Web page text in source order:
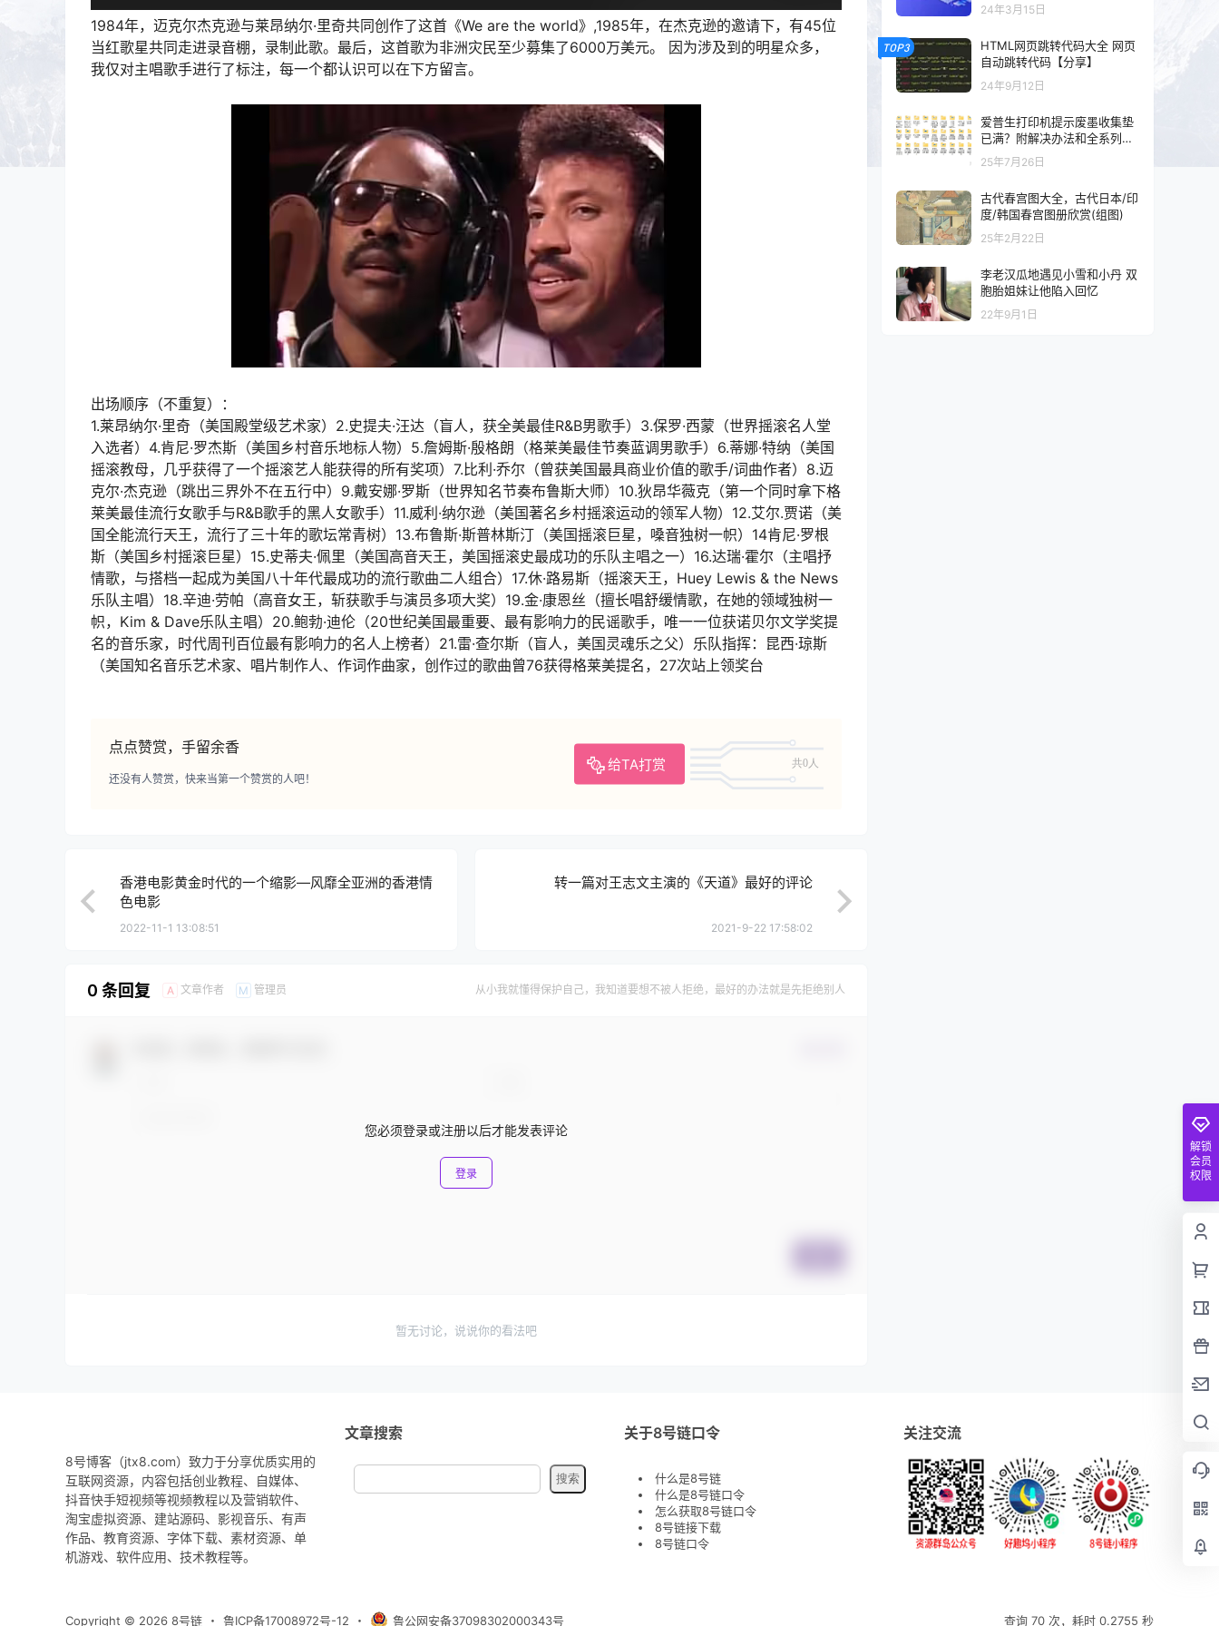
1984年，迈克尔杰克逊与莱昂纳尔·里奇共同创作了这首《We are the world》,1985年，在杰克逊的邀请下，有45位
当红歌星共同走进录音棚，录制此歌。最后，这首歌为非洲灾民至少募集了6000万美元。 因为涉及到的明星众多，
我仅对主唱歌手进行了标注，每一个都认识可以在下方留言。
出场顺序（不重复）：
1.莱昂纳尔·里奇（美国殿堂级艺术家）2.史提夫·汪达（盲人，获全美最佳R&B男歌手）3.保罗·西蒙（世界摇滚名人堂
入选者）4.肯尼·罗杰斯（美国乡村音乐地标人物）5.詹姆斯·殷格朗（格莱美最佳节奏蓝调男歌手）6.蒂娜·特纳（美国
摇滚教母，几乎获得了一个摇滚艺人能获得的所有奖项）7.比利·乔尔（曾获美国最具商业价值的歌手/词曲作者）8.迈
克尔·杰克逊（跳出三界外不在五行中）9.戴安娜·罗斯（世界知名节奏布鲁斯大师）10.狄昂华薇克（第一个同时拿下格
莱美最佳流行女歌手与R&B歌手的黑人女歌手）11.威利·纳尔逊（美国著名乡村摇滚运动的领军人物）12.艾尔.贾诺（美
国全能流行天王，流行了三十年的歌坛常青树）13.布鲁斯·斯普林斯汀（美国摇滚巨星，嗓音独树一帜）14肯尼·罗根
斯（美国乡村摇滚巨星）15.史蒂夫·佩里（美国高音天王，美国摇滚史最成功的乐队主唱之一）16.达瑞·霍尔（主唱抒
情歌，与搭档一起成为美国八十年代最成功的流行歌曲二人组合）17.休·路易斯（摇滚天王，Huey Lewis & the News
乐队主唱）18.辛迪·劳帕（高音女王，斩获歌手与演员多项大奖）19.金·康恩丝（擅长唱舒缓情歌，在她的领域独树一
帜，Kim & Dave乐队主唱）20.鲍勃·迪伦（20世纪美国最重要、最有影响力的民谣歌手，唯一一位获诺贝尔文学奖提
名的音乐家，时代周刊百位最有影响力的名人上榜者）21.雷·查尔斯（盲人，美国灵魂乐之父）乐队指挥：昆西·琼斯
（美国知名音乐艺术家、唱片制作人、作词作曲家，创作过的歌曲曾76获得格莱美提名，27次站上领奖台
点点赞赏，手留余香
给TA打赏 共0人
还没有人赞赏，快来当第一个赞赏的人吧！
香港电影黄金时代的一个缩影—风靡全亚洲的香港情
色电影
2022-11-1 13:08:51
转一篇对王志文主演的《天道》最好的评论
2021-9-22 17:58:02
0 条回复 A 文章作者 M 管理员 从小我就懂得保护自己，我知道要想不被人拒绝，最好的办法就是先拒绝别人
您必须登录或注册以后才能发表评论
登录
暂无讨论，说说你的看法吧
24年3月15日
TOP3
HTML网页跳转代码大全 网页
自动跳转代码【分享】
24年9月12日
爱普生打印机提示废墨收集垫
已满？附解决办法和全系列清
零工具和教程
25年7月26日
古代春宫图大全，古代日本/印
度/韩国春宫图册欣赏(组图)
25年2月22日
李老汉瓜地遇见小雪和小丹 双
胞胎姐妹让他陷入回忆
22年9月1日
解锁
会员
权限
8号博客（jtx8.com）致力于分享优质实用的
互联网资源，内容包括创业教程、自媒体、
抖音快手短视频等视频教程以及营销软件、
淘宝虚拟资源、建站源码、影视音乐、有声
作品、教育资源、字体下载、素材资源、单
机游戏、软件应用、技术教程等。
文章搜索 关于8号链口令
什么是8号链
什么是8号链口令
怎么获取8号链口令
8号链接下载
8号链口令
关注交流
Copyright © 2026 8号链 ・ 鲁ICP备17008972号-12 ・ 鲁公网安备37098302000343号 查询 70 次，耗时 0.2755 秒